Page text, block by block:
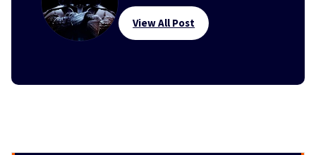
View All Post